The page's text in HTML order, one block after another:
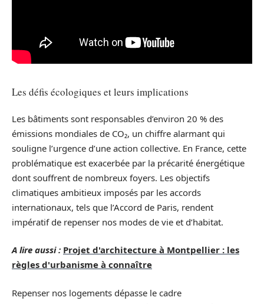
Les défis écologiques et leurs implications
Les bâtiments sont responsables d’environ 20 % des
émissions mondiales de CO₂, un chiffre alarmant qui
souligne l’urgence d’une action collective. En France, cette
problématique est exacerbée par la précarité énergétique
dont souffrent de nombreux foyers. Les objectifs
climatiques ambitieux imposés par les accords
internationaux, tels que l’Accord de Paris, rendent
impératif de repenser nos modes de vie et d’habitat.
A lire aussi : Projet d'architecture à Montpellier : les
règles d'urbanisme à connaître
Repenser nos logements dépasse le cadre